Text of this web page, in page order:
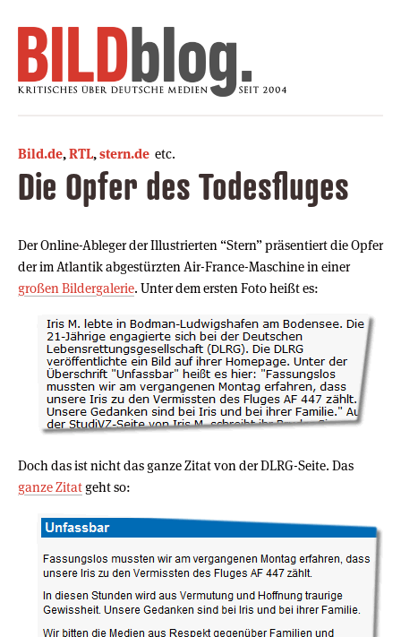
Bild.de,RTL,stern.de etc.
Die Opfer des Todesfluges
Der Online-Ableger der Illustrierten “Stern” präsentiert die Opfer
der im Atlantik abgestürzten Air-France-Maschine in einer
großen Bildergalerie. Unter dem ersten Foto heißt es:
Doch das ist nicht das ganze Zitat von der DLRG-Seite. Das
ganze Zitatgeht so: